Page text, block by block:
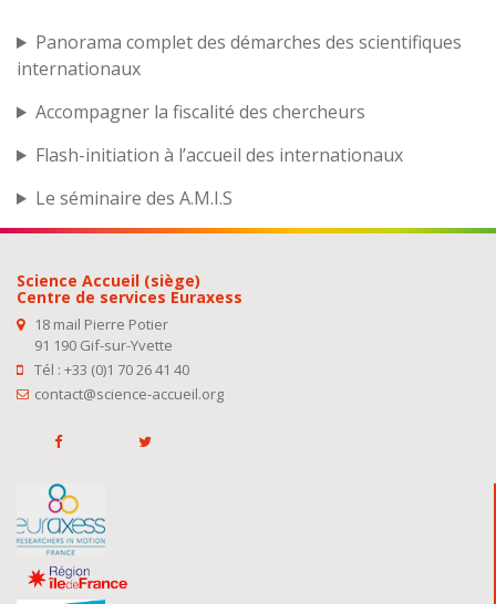
Panorama complet des démarches des scientifiques
internationaux
Accompagner la fiscalité des chercheurs
Flash-initiation à l’accueil des internationaux
Le séminaire des A.M.I.S
Science Accueil (siège)
Centre de services Euraxess
18 mail Pierre Potier
91 190 Gif-sur-Yvette
Tél : +33 (0)1 70 26 41 40
contact@science-accueil.org